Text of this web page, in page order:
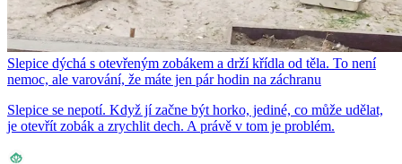
Slepice dýchá s otevřeným zobákem a drží křídla od těla. To není
nemoc, ale varování, že máte jen pár hodin na záchranu
Slepice se nepotí. Když jí začne být horko, jediné, co může udělat,
je otevřít zobák a zrychlit dech. A právě v tom je problém.